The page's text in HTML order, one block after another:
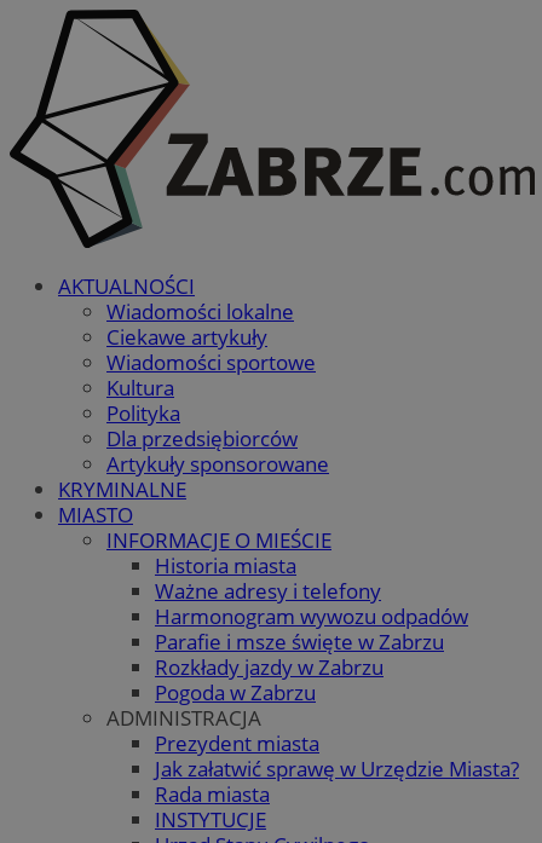
AKTUALNOŚCI
Wiadomości lokalne
Ciekawe artykuły
Wiadomości sportowe
Kultura
Polityka
Dla przedsiębiorców
Artykuły sponsorowane
KRYMINALNE
MIASTO
INFORMACJE O MIEŚCIE
Historia miasta
Ważne adresy i telefony
Harmonogram wywozu odpadów
Parafie i msze święte w Zabrzu
Rozkłady jazdy w Zabrzu
Pogoda w Zabrzu
ADMINISTRACJA
Prezydent miasta
Jak załatwić sprawę w Urzędzie Miasta?
Rada miasta
INSTYTUCJE